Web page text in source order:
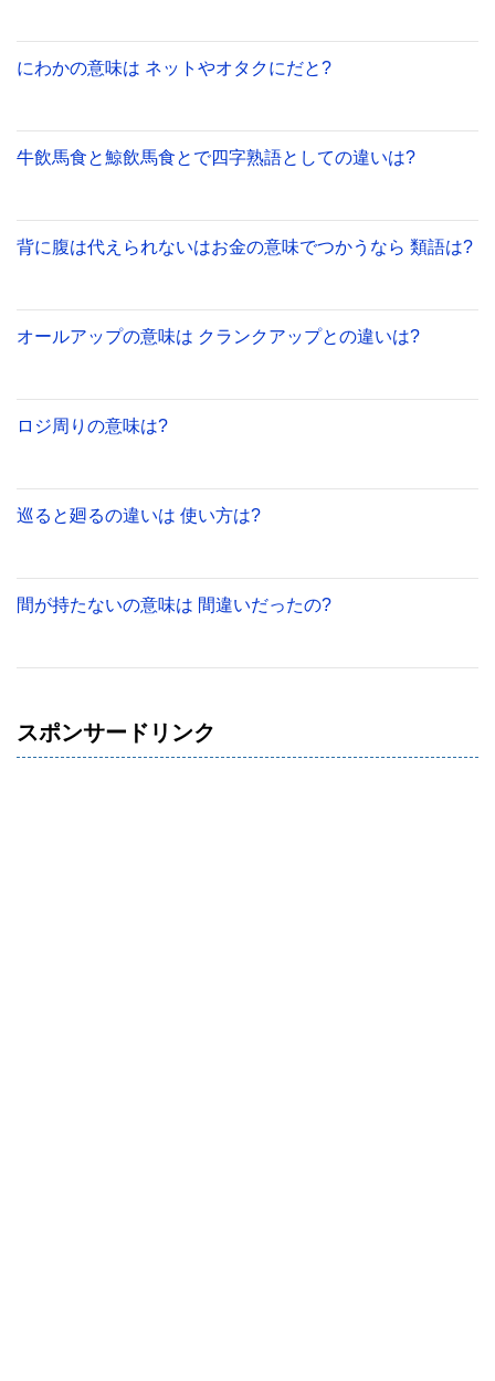
にわかの意味は ネットやオタクにだと?
牛飲馬食と鯨飲馬食とで四字熟語としての違いは?
背に腹は代えられないはお金の意味でつかうなら 類語は?
オールアップの意味は クランクアップとの違いは?
ロジ周りの意味は?
巡ると廻るの違いは 使い方は?
間が持たないの意味は 間違いだったの?
スポンサードリンク